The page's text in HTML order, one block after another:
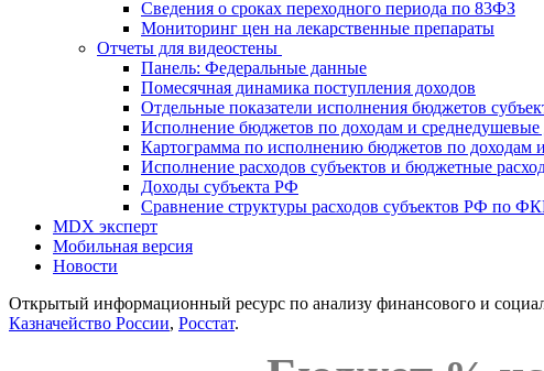
Сведения о сроках переходного периода по 83ФЗ
Мониторинг цен на лекарственные препараты
Отчеты для видеостены
Панель: Федеральные данные
Помесячная динамика поступления доходов
Отдельные показатели исполнения бюджетов
Исполнение бюджетов по доходам и среднедушевые
Картограмма по исполнению бюджетов по доходам
Исполнение расходов субъектов и бюджетные
Доходы субъекта РФ
Сравнение структуры расходов субъектов РФ по
MDX эксперт
Мобильная версия
Новости
Открытый информационный ресурс по анализу финансового и
Казначейство России, Росстат.